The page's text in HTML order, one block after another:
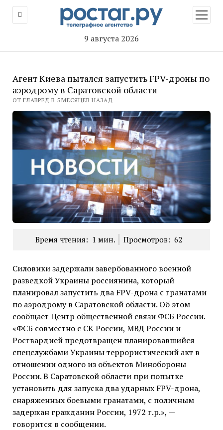
9 августа 2026
меню
Агент Киева пытался запустить FPV-дроны по
аэродрому в Саратовской области
ОТ ГЛАВРЕД В 5 МЕСЯЦЕВ НАЗАД
Время чтения: 1 мин. Просмотров: 62
Силовики задержали завербованного военной
разведкой Украины россиянина, который
планировал запустить два FPV-дрона с гранатами
по аэродрому в Саратовской области. Об этом
сообщает Центр общественной связи ФСБ России.
«ФСБ совместно с СК России, МВД России и
Росгвардией предотвращен планировавшийся
спецслужбами Украины террористический акт в
отношении одного из объектов Минобороны
России. В Саратовской области при попытке
установить для запуска два ударных FPV-дрона,
снаряженных боевыми гранатами, с поличным
задержан гражданин России, 1972 г.р.», —
говорится в сообщении.